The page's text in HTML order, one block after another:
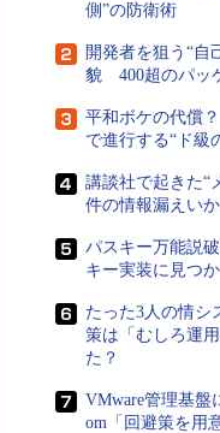
側”の防衛術
開発者を狙う“自
貌 400超のパッ
平和ボケの代償
で進行する“ド級
講談社で起きた“
件の情報漏えい
パスキー万能説
キー実装に見つ
たった3人の情シ
策は「むしろ運
た？
VMware管理基盤
om「回避策を用